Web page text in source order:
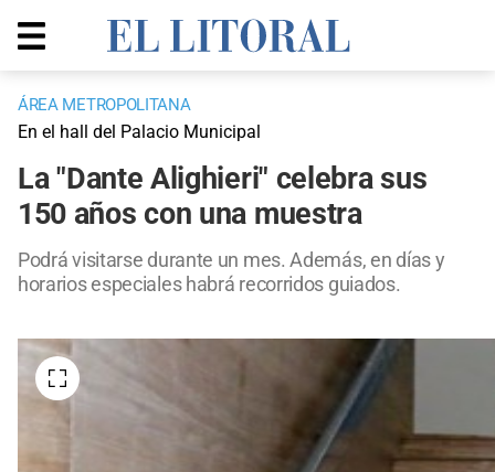
ÁREA METROPOLITANA
En el hall del Palacio Municipal
La "Dante Alighieri" celebra sus
150 años con una muestra
Podrá visitarse durante un mes. Además, en días y
horarios especiales habrá recorridos guiados.